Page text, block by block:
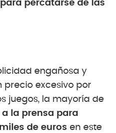
percatarse de las
engañosa y
precio excesivo por
juegos, la mayoría de
la prensa para
de euros en este